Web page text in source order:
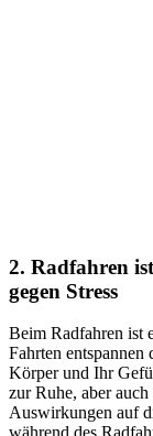
2. Radfahren
gegen Stress
Beim Radfahren ist
Fahrten
Körper und Ihr
zur Ruhe, aber
Auswirkungen auf